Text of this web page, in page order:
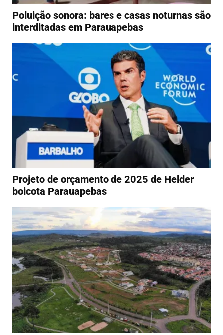
Poluição sonora: bares e casas noturnas são
interditadas em Parauapebas
Projeto de orçamento de 2025 de Helder
boicota Parauapebas